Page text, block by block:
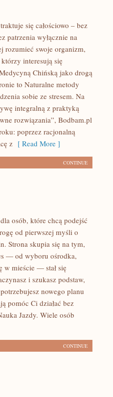
się całościowo – bez
patrzenia wyłącznie na
rozumieć swoje organizm,
interesują się
Chińską jako drogą
to Naturalne metody
sobie ze stresem. Na
integralną z praktyką
rozwiązania”, Bodbam.pl
poprzez racjonalną
z [ Read More ]
CONTINUE
osób, które chcą podejść
od pierwszej myśli o
Strona skupia się na tym,
— od wyboru ośrodka,
w mieście — stał się
i szukasz podstaw,
nowego planu
pomóc Ci działać bez
Jazdy. Wiele osób
CONTINUE